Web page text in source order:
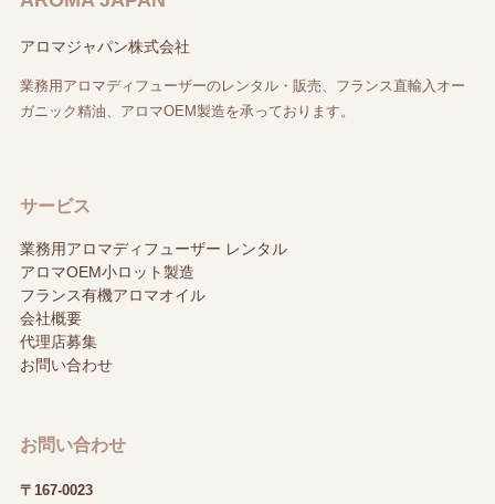
アロマジャパン株式会社
業務用アロマディフューザーのレンタル・販売、フランス直輸入オー
ガニック精油、アロマOEM製造を承っております。
サービス
業務用アロマディフューザー レンタル
アロマOEM小ロット製造
フランス有機アロマオイル
会社概要
代理店募集
お問い合わせ
お問い合わせ
〒167-0023